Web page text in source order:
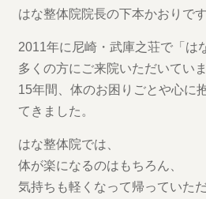
はな整体院院長の下本かおりです
2011年に尼崎・武庫之荘で「は
多くの方にご来院いただいていま
15年間、体のお困りごとや心に
てきました。
はな整体院では、
体が楽になるのはもちろん、
気持ちも軽くなって帰っていた